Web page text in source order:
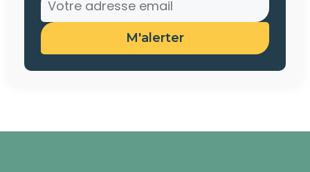
M'alerter